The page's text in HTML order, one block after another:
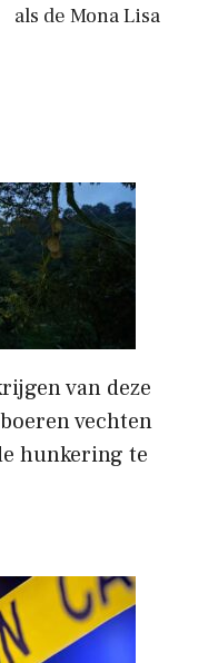
als de Mona Lisa
van deze
vechten
hunkering te